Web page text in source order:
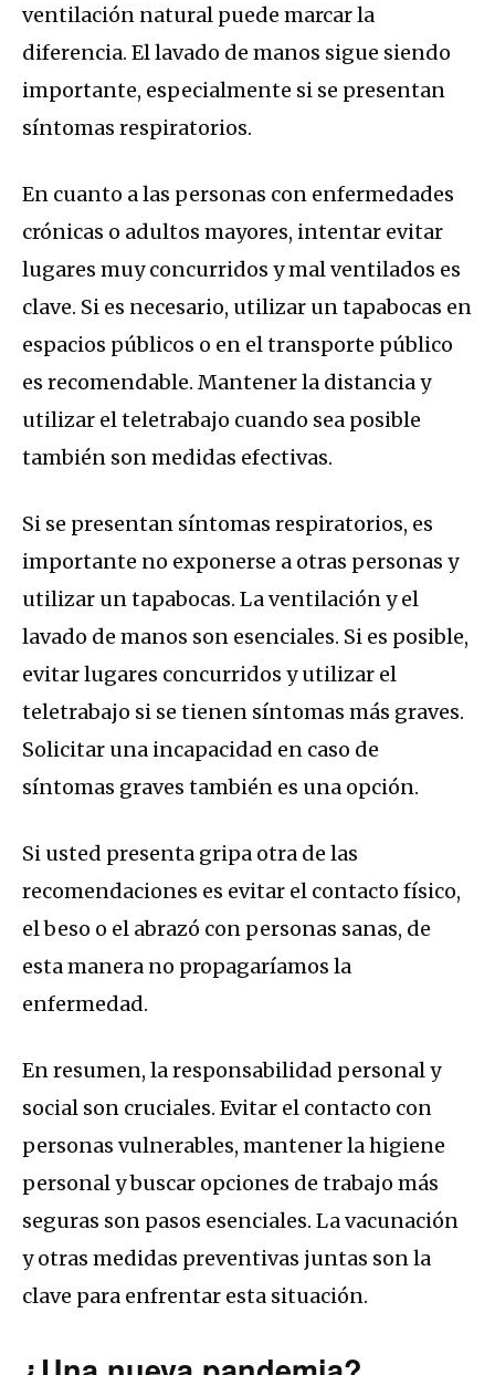
ventilación natural puede marcar la
diferencia. El lavado de manos sigue siendo
importante, especialmente si se presentan
síntomas respiratorios.
En cuanto a las personas con enfermedades
crónicas o adultos mayores, intentar evitar
lugares muy concurridos y mal ventilados es
clave. Si es necesario, utilizar un tapabocas en
espacios públicos o en el transporte público
es recomendable. Mantener la distancia y
utilizar el teletrabajo cuando sea posible
también son medidas efectivas.
Si se presentan síntomas respiratorios, es
importante no exponerse a otras personas y
utilizar un tapabocas. La ventilación y el
lavado de manos son esenciales. Si es posible,
evitar lugares concurridos y utilizar el
teletrabajo si se tienen síntomas más graves.
Solicitar una incapacidad en caso de
síntomas graves también es una opción.
Si usted presenta gripa otra de las
recomendaciones es evitar el contacto físico,
el beso o el abrazó con personas sanas, de
esta manera no propagaríamos la
enfermedad.
En resumen, la responsabilidad personal y
social son cruciales. Evitar el contacto con
personas vulnerables, mantener la higiene
personal y buscar opciones de trabajo más
seguras son pasos esenciales. La vacunación
y otras medidas preventivas juntas son la
clave para enfrentar esta situación.